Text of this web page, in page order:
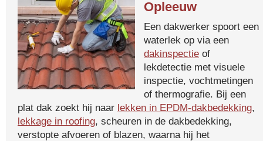
Opleeuw
Een dakwerker spoort een
waterlek op via een
dakinspectie of
lekdetectie met visuele
inspectie, vochtmetingen
of thermografie. Bij een
plat dak zoekt hij naar lekken in EPDM-dakbedekking,
lekkage in roofing, scheuren in de dakbedekking,
verstopte afvoeren of blazen, waarna hij het